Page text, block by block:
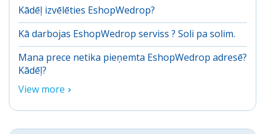
Kādēļ izvēlēties EshopWedrop?
Kā darbojas EshopWedrop serviss ? Soli pa solim.
Mana prece netika pieņemta EshopWedrop adresē?
Kādēļ?
View more